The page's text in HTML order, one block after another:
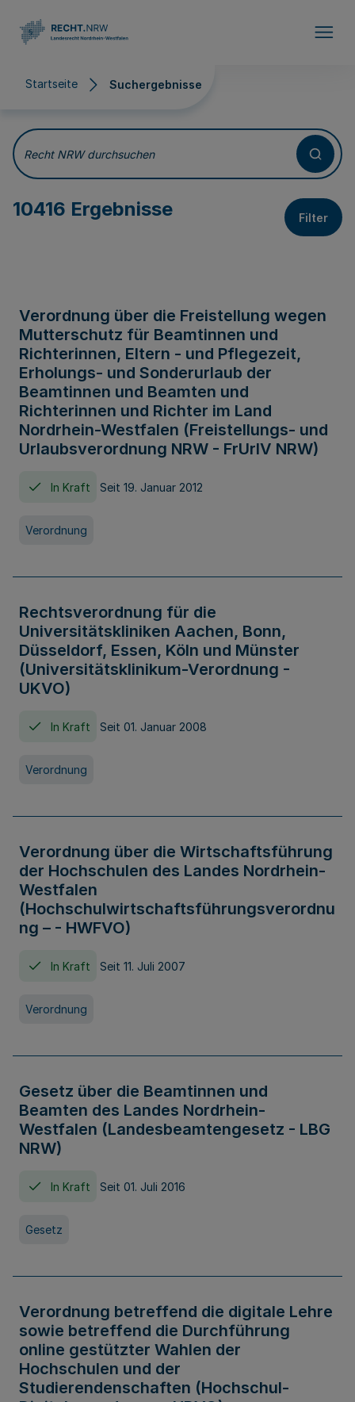
Startseite Suchergebnisse
Suchergebnisse
Recht NRW durchsuchen
10416 Ergebnisse Filter
Verordnung über die Freistellung wegen
Mutterschutz für Beamtinnen und
Richterinnen, Eltern - und Pflegezeit,
Erholungs- und Sonderurlaub der
Beamtinnen und Beamten und
Richterinnen und Richter im Land
Nordrhein-Westfalen (Freistellungs- und
Urlaubsverordnung NRW - FrUrlV NRW)
In Kraft Seit 19. Januar 2012
Verordnung
Rechtsverordnung für die
Universitätskliniken Aachen, Bonn,
Düsseldorf, Essen, Köln und Münster
(Universitätsklinikum-Verordnung -
UKVO)
In Kraft Seit 01. Januar 2008
Verordnung
Verordnung über die Wirtschaftsführung
der Hochschulen des Landes Nordrhein-
Westfalen
(Hochschulwirtschaftsführungsverordnu
ng – - HWFVO)
In Kraft Seit 11. Juli 2007
Verordnung
Gesetz über die Beamtinnen und
Beamten des Landes Nordrhein-
Westfalen (Landesbeamtengesetz - LBG
NRW)
In Kraft Seit 01. Juli 2016
Gesetz
Verordnung betreffend die digitale Lehre
sowie betreffend die Durchführung
online gestützter Wahlen der
Hochschulen und der
Studierendenschaften (Hochschul-